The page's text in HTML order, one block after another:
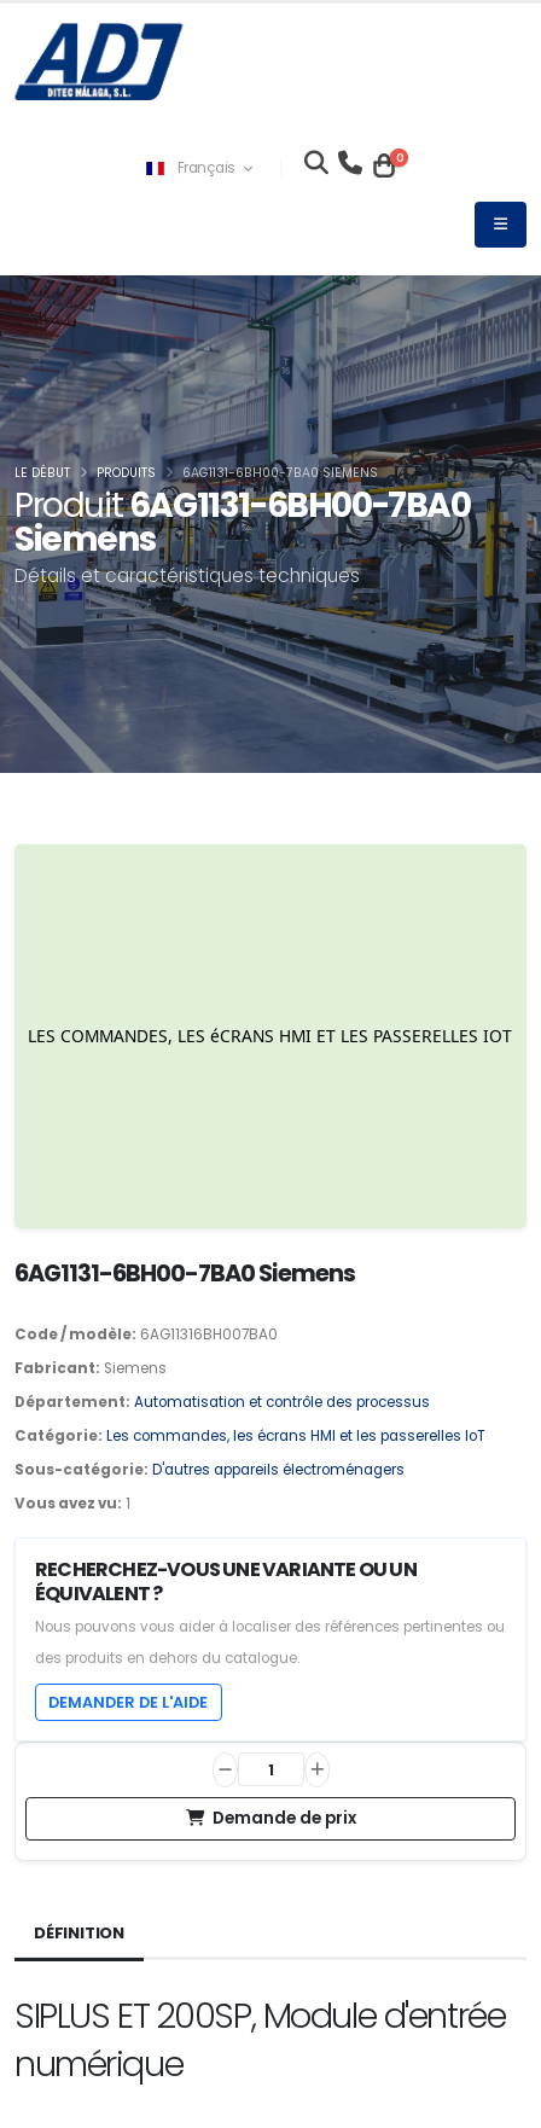
Français 0
Produit6AG1131-6BH00-7BA0
Siemens
Détails et caractéristiques techniques
LE DÉBUT PRODUITS 6AG1131-6BH00-7BA0 SIEMENS
6AG1131-6BH00-7BA0 Siemens
Code / modèle: 6AG11316BH007BA0
Fabricant: Siemens
Département: Automatisation et contrôle des processus
Catégorie: Les commandes, les écrans HMI et les passerelles IoT
Sous-catégorie: D'autres appareils électroménagers
Vous avez vu: 1
RECHERCHEZ-VOUS UNE VARIANTE OU UN
ÉQUIVALENT ?
Nous pouvons vous aider à localiser des références pertinentes ou
des produits en dehors du catalogue.
DEMANDER DE L'AIDE
Demande de prix
DÉFINITION
SIPLUS ET 200SP, Module d'entrée
numérique